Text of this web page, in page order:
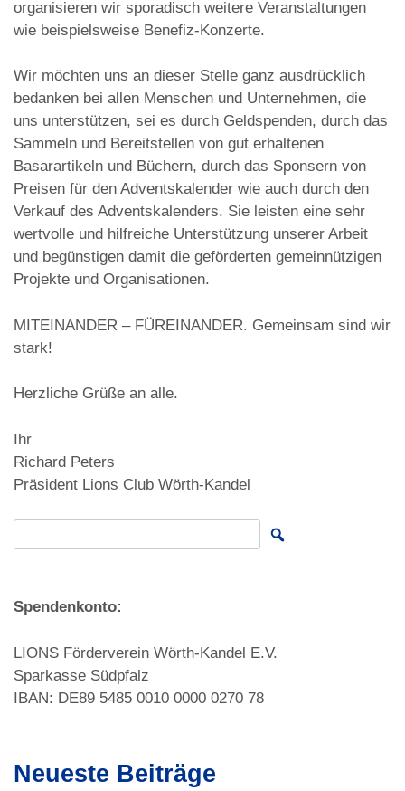
organisieren wir sporadisch weitere Veranstaltungen
wie beispielsweise Benefiz-Konzerte.
Wir möchten uns an dieser Stelle ganz ausdrücklich
bedanken bei allen Menschen und Unternehmen, die
uns unterstützen, sei es durch Geldspenden, durch das
Sammeln und Bereitstellen von gut erhaltenen
Basarartikeln und Büchern, durch das Sponsern von
Preisen für den Adventskalender wie auch durch den
Verkauf des Adventskalenders. Sie leisten eine sehr
wertvolle und hilfreiche Unterstützung unserer Arbeit
und begünstigen damit die geförderten gemeinnützigen
Projekte und Organisationen.
MITEINANDER – FÜREINANDER. Gemeinsam sind wir
stark!
Herzliche Grüße an alle.
Ihr
Richard Peters
Präsident Lions Club Wörth-Kandel
Search for:
Spendenkonto:
LIONS Förderverein Wörth-Kandel E.V.
Sparkasse Südpfalz
IBAN: DE89 5485 0010 0000 0270 78
Neueste Beiträge